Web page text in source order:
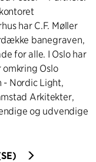
har C.F. Møller
banegraven,
for alle. I Oslo har
Oslo
- Nordic Light,
Arkitekter,
og udvendige